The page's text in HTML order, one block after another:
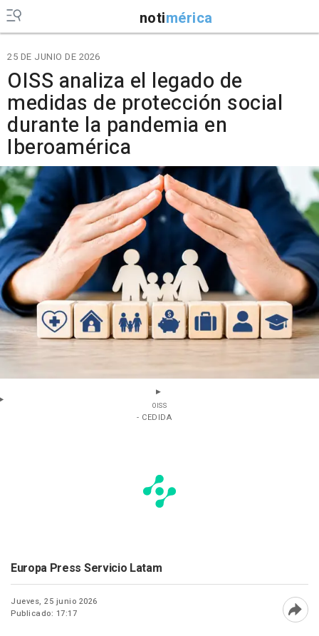
notimérica
25 DE JUNIO DE 2026
OISS analiza el legado de
medidas de protección social
durante la pandemia en
Iberoamérica
OISS
- CEDIDA
Europa Press Servicio Latam
Jueves, 25 junio 2026
Publicado: 17:17